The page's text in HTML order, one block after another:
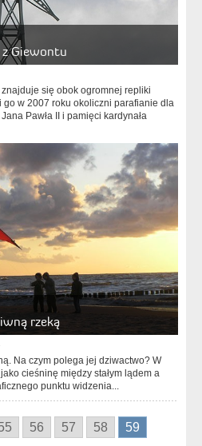
z Giewontu
się obok ogromnej repliki
go w 2007 roku okoliczni parafianie dla
Pawła II i pamięci kardynała
rzeką
Na czym polega jej dziwactwo? W
cieśninę między stałym lądem a
punktu widzenia...
56 57 58 59